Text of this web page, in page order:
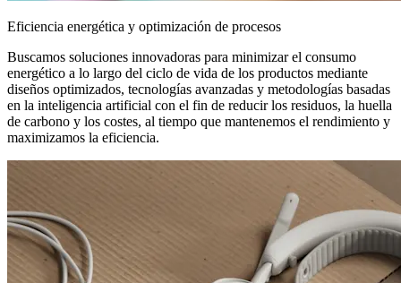
Eficiencia energética y optimización de procesos
Buscamos soluciones innovadoras para minimizar el consumo
energético a lo largo del ciclo de vida de los productos mediante
diseños optimizados, tecnologías avanzadas y metodologías basadas
en la inteligencia artificial con el fin de reducir los residuos, la huella
de carbono y los costes, al tiempo que mantenemos el rendimiento y
maximizamos la eficiencia.